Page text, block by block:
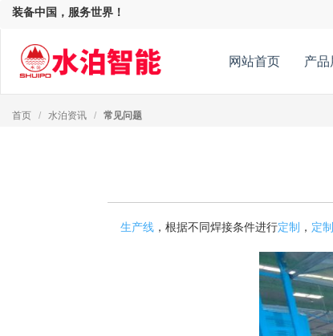
装备中国，服务世界！
网站首页 产品
首页 / 水泊资讯 / 常见问题
生产线 ，根据不同焊接条件进行定制 ， 定